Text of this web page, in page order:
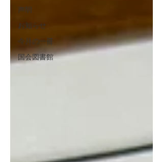
声明
お知らせ
今月の一冊
国会図書館